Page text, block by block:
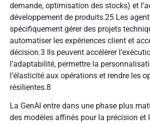
demande, optimisation des stocks) et
développement de produits.25 Les
spécifiquement gérer des projets
automatiser les expériences client et
décision.3 Ils peuvent accélérer
l’adaptabilité, permettre la
l’élasticité aux opérations et rendre les
résilientes.8
La GenAI entre dans une phase plus
des modèles affinés pour la précision et